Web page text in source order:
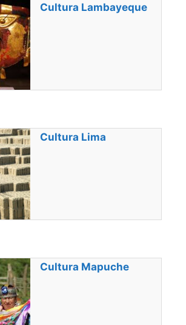
Cultura Lambayeque
Cultura Lima
Cultura Mapuche